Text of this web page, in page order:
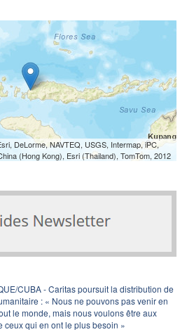
DeLorme, NAVTEQ, USGS, Intermap, iPC,
(Hong Kong), Esri (Thailand), TomTom, 2012
CUBA - Caritas poursuit la distribution de
: « Nous ne pouvons pas venir en
le monde, mais nous voulons être aux
ceux qui en ont le plus besoin »